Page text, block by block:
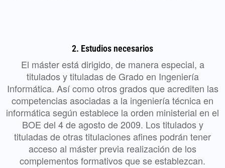
2. Estudios necesarios
El máster está dirigido, de manera especial, a
titulados y tituladas de Grado en Ingeniería
Informática. Así como otros grados que acrediten las
competencias asociadas a la ingeniería técnica en
informática según establece la orden ministerial en el
BOE del 4 de agosto de 2009. Los titulados y
tituladas de otras titulaciones afines podrán tener
acceso al máster previa realización de los
complementos formativos que se establezcan.